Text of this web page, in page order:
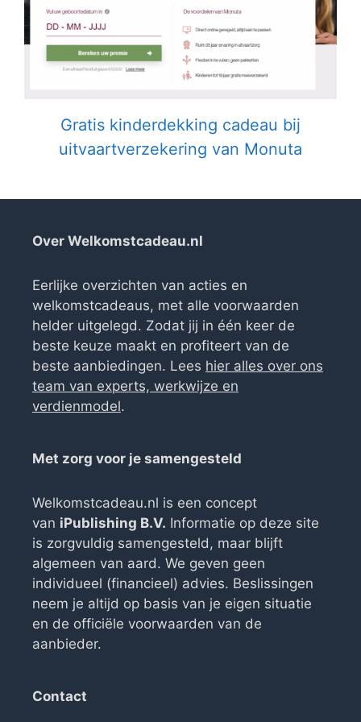
Gratis kinderdekking cadeau bij
uitvaartverzekering van Monuta
Over Welkomstcadeau.nl
Eerlijke overzichten van acties en
welkomstcadeaus, met alle voorwaarden
helder uitgelegd. Zodat jij in één keer de
beste keuze maakt en profiteert van de
beste aanbiedingen. Lees hier alles over ons
team van experts, werkwijze en
verdienmodel.
Met zorg voor je samengesteld
Welkomstcadeau.nl is een concept
van iPublishing B.V. Informatie op deze site
is zorgvuldig samengesteld, maar blijft
algemeen van aard. We geven geen
individueel (financieel) advies. Beslissingen
neem je altijd op basis van je eigen situatie
en de officiële voorwaarden van de
aanbieder.
Contact